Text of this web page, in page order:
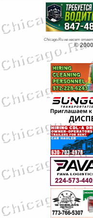
Chicago.Ru не несет
©